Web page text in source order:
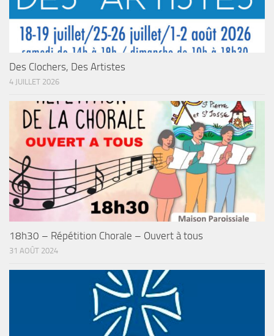
Des Clochers, Des Artistes
4 JUILLET 2026
18h30 – Répétition Chorale – Ouvert à tous
31 AOÛT 2024